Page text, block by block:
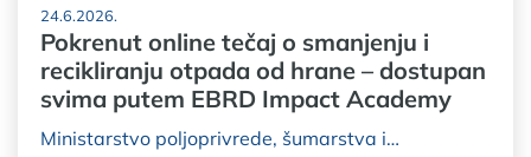
24.6.2026.
Pokrenut online tečaj o smanjenju i
recikliranju otpada od hrane – dostupan
svima putem EBRD Impact Academy
Ministarstvo poljoprivrede, šumarstva i…